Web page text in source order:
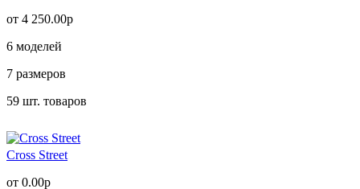
от 4 250.00р
6 моделей
7 размеров
59 шт. товаров
Cross Street
от 0.00р